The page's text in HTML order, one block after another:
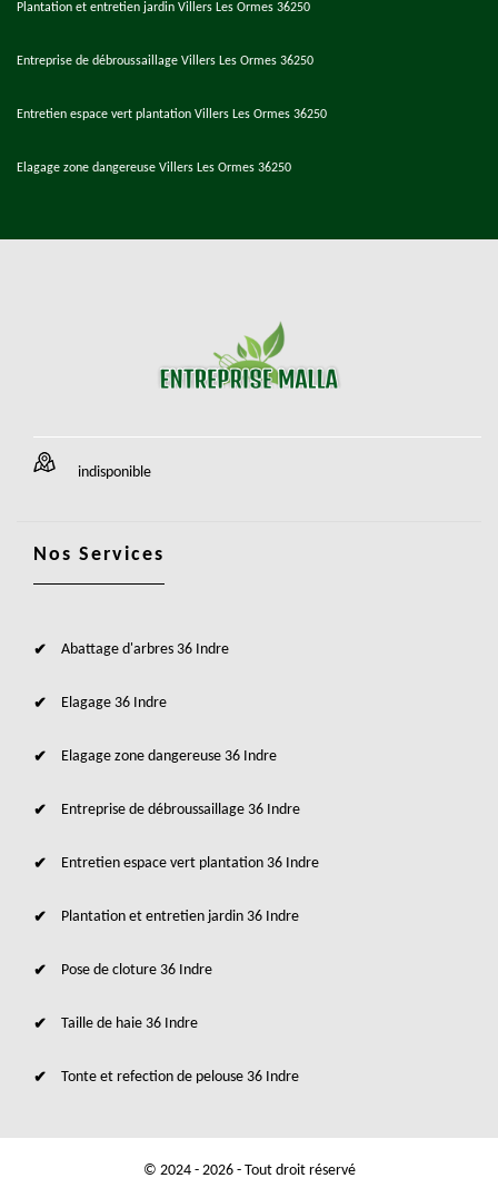
Plantation et entretien jardin Villers Les Ormes 36250
Entreprise de débroussaillage Villers Les Ormes 36250
Entretien espace vert plantation Villers Les Ormes 36250
Elagage zone dangereuse Villers Les Ormes 36250
indisponible
Nos Services
Abattage d'arbres 36 Indre
Elagage 36 Indre
Elagage zone dangereuse 36 Indre
Entreprise de débroussaillage 36 Indre
Entretien espace vert plantation 36 Indre
Plantation et entretien jardin 36 Indre
Pose de cloture 36 Indre
Taille de haie 36 Indre
Tonte et refection de pelouse 36 Indre
© 2024 - 2026 - Tout droit réservé